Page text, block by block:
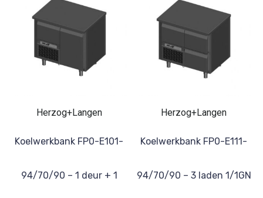
Herzog+Langen
Koelwerkbank FP0-E101-
94/70/90 – 1 deur + 1
Herzog+Langen
Koelwerkbank FP0-E111-
94/70/90 – 3 laden 1/1GN